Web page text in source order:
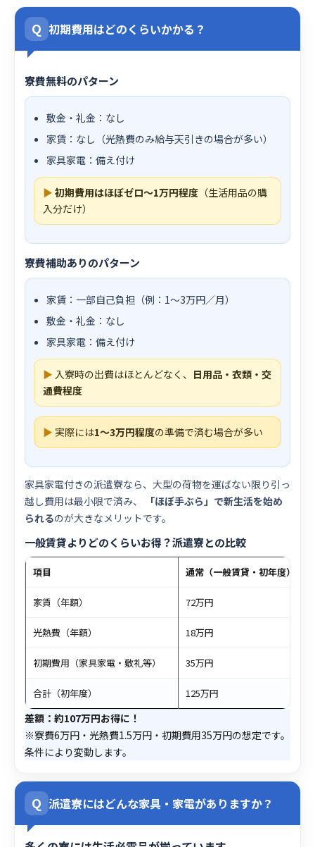
Q 初期費用はどのくらいかかる？
寮費無料のパターン
敷金・礼金：なし
家賃：なし（光熱費のみ給与天引きの場合が多い）
家具家電：備え付け
▶ 初期費用はほぼゼロ〜1万円程度 （生活用品の購
入分だけ）
寮費補助ありのパターン
家賃：一部自己負担（例：1〜3万円／月）
敷金・礼金：なし
家具家電：備え付け
▶ 入寮時の出費はほとんどなく、 日用品・衣類・交
通費程度
▶ 実際には1〜3万円程度の準備で済む場合が多い
家具家電付きの派遣寮なら、大型の荷物を運ばない限り引っ
越し費用は最小限で済み、
「ほぼ手ぶら」で新生活を始め
られるのが大きなメリットです。
一般賃貸よりどのくらいお得？派遣寮との比較
項目 通常（一般賃貸・初年度）
家賃（年額） 72万円
光熱費（年額） 18万円
初期費用（家具家電・敷礼等） 35万円
合計（初年度） 125万円
差額：約107万円お得に！
※寮費6万円・光熱費1.5万円・初期費用35万円の想定です。
条件により変動します。
Q 派遣寮にはどんな家具・家電がありますか？